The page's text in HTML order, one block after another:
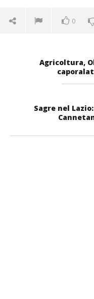
0
Agricoltura,
Sagre nel